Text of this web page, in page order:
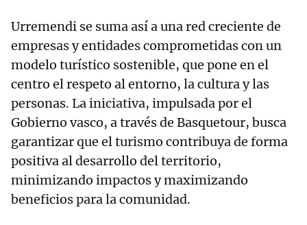
Urremendi se suma así a una red creciente de
empresas y entidades comprometidas con un
modelo turístico sostenible, que pone en el
centro el respeto al entorno, la cultura y las
personas. La iniciativa, impulsada por el
Gobierno vasco, a través de Basquetour, busca
garantizar que el turismo contribuya de forma
positiva al desarrollo del territorio,
minimizando impactos y maximizando
beneficios para la comunidad.